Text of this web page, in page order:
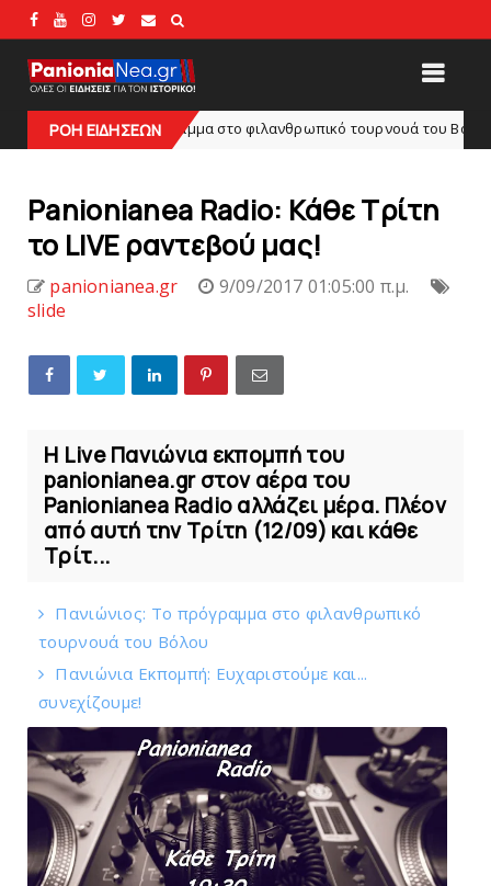
ΡΟΗ ΕΙΔΗΣΕΩΝ
πρόγραμμα στο φιλανθρωπικό τουρνουά του Bόλου HEADLINES
Panionianea Radio: Κάθε Τρίτη
το LIVE ραντεβού μας!
panionianea.gr
9/09/2017 01:05:00 π.μ.
slide
Η Live Πανιώνια εκπομπή του
panionianea.gr στον αέρα του
Panionianea Radio αλλάζει μέρα. Πλέον
από αυτή την Τρίτη (12/09) και κάθε
Τρίτ...
Πανιώνιoς: Tο πρόγραμμα στο φιλανθρωπικό
τουρνουά του Bόλου
Πανιώνια Εκπομπή: Eυχαριστούμε και...
συνεχίζουμε!